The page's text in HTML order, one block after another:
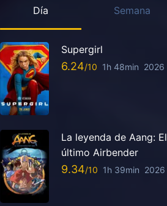
Día Semana
Supergirl
6.24 1h 48min 2026
La leyenda de Aang: El
último Airbender
9.34 1h 39min 2026